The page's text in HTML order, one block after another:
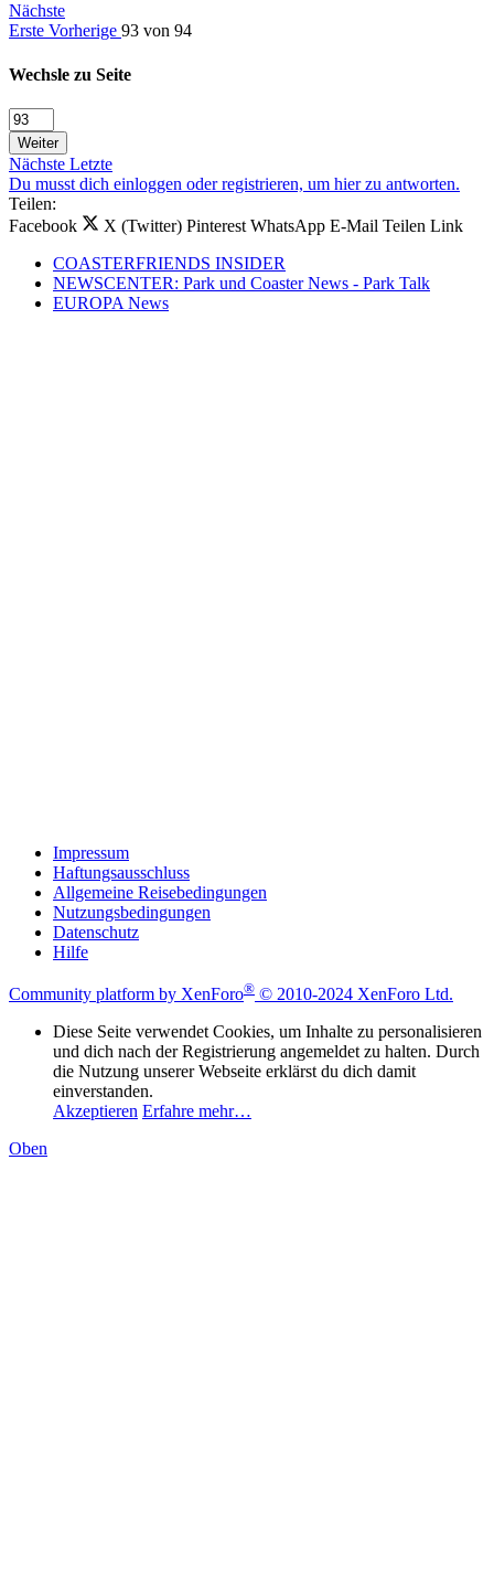
Nächste
Erste Vorherige 93 von 94
Wechsle zu Seite
Weiter
Nächste Letzte
Du musst dich einloggen oder registrieren, um hier zu antworten.
Teilen:
Facebook
X (Twitter) Pinterest WhatsApp E-Mail Teilen Link
COASTERFRIENDS INSIDER
NEWSCENTER: Park und Coaster News - Park Talk
EUROPA News
Impressum
Haftungsausschluss
Allgemeine Reisebedingungen
Nutzungsbedingungen
Datenschutz
Hilfe
Community platform by XenForo® © 2010-2024 XenForo Ltd.
Diese Seite verwendet Cookies, um Inhalte zu personalisieren
und dich nach der Registrierung angemeldet zu halten. Durch
die Nutzung unserer Webseite erklärst du dich damit
einverstanden.
Akzeptieren Erfahre mehr…
Oben